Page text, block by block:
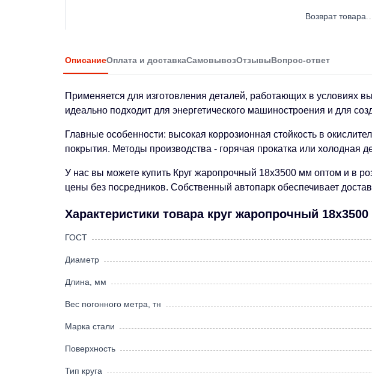
Возврат товара
ОписаниеОплата и доставкаСамовывозОтзывыВопрос-ответ
Применяется для изготовления деталей, работающих в условиях
идеально подходит для энергетического машиностроения и для
Главные особенности: высокая коррозионная стойкость в
покрытия. Методы производства - горячая прокатка или холодная
У нас вы можете купить Круг жаропрочный 18х3500 мм оптом и в
цены без посредников. Собственный автопарк обеспечивает
Характеристики товара круг жаропрочный
ГОСТ
Диаметр
Длина, мм
Вес погонного метра, тн
Марка стали
Поверхность
Тип круга